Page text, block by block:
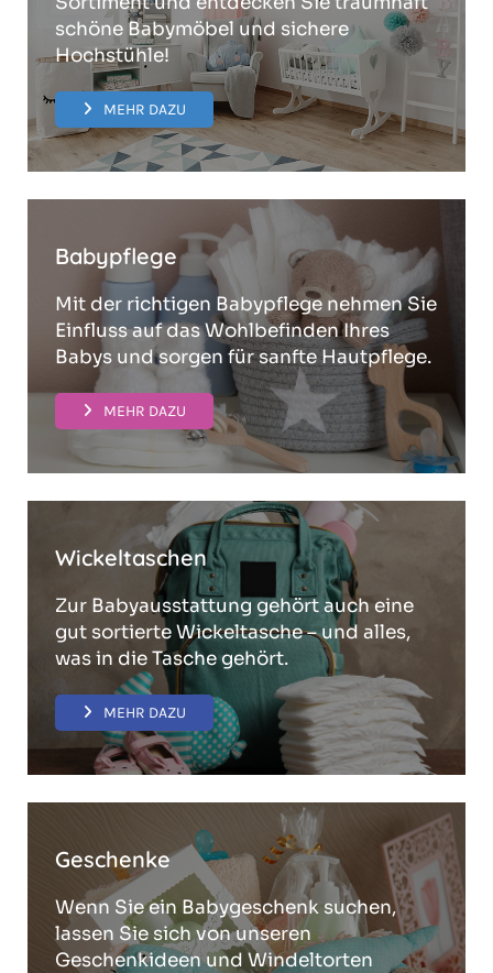
schöne Babymöbel und sichere
Hochstühle!
MEHR DAZU
Babypflege
Mit der richtigen Babypflege nehmen Sie
Einfluss auf das Wohlbefinden Ihres
Babys und sorgen für sanfte Hautpflege.
MEHR DAZU
Wickeltaschen
Zur Babyausstattung gehört auch eine
gut sortierte Wickeltasche – und alles,
was in die Tasche gehört.
MEHR DAZU
Geschenke
Wenn Sie ein Babygeschenk suchen,
lassen Sie sich von unseren
Geschenkideen und Windeltorten